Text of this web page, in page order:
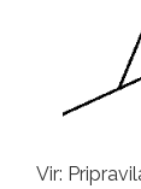
Vir: